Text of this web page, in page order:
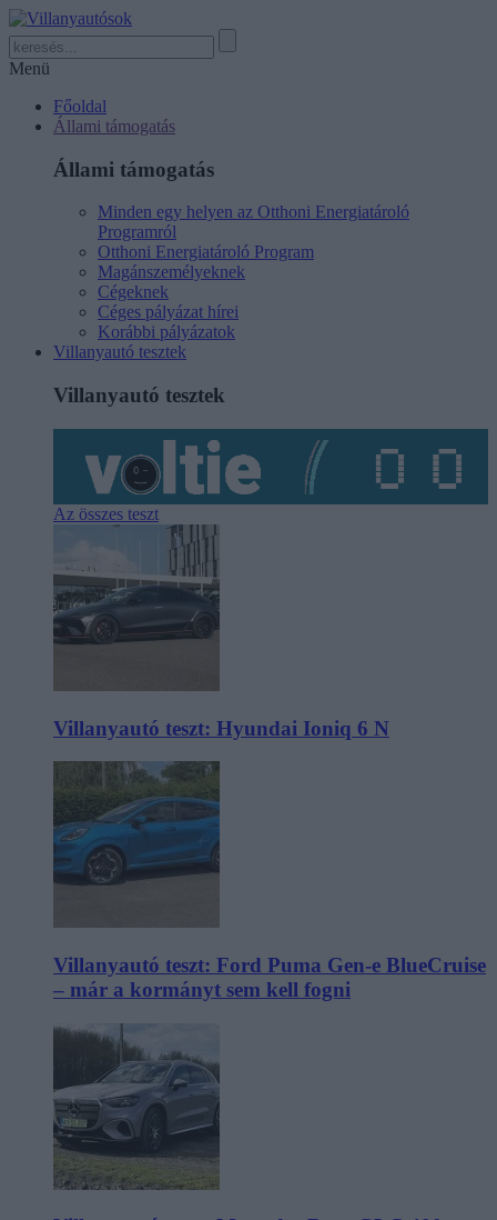
Menü
Főoldal
Állami támogatás
Állami támogatás
Minden egy helyen az Otthoni Energiatároló
Programról
Otthoni Energiatároló Program
Magánszemélyeknek
Cégeknek
Céges pályázat hírei
Korábbi pályázatok
Villanyautó tesztek
Villanyautó tesztek
Az összes teszt
Villanyautó teszt: Hyundai Ioniq 6 N
Villanyautó teszt: Ford Puma Gen-e BlueCruise
– már a kormányt sem kell fogni